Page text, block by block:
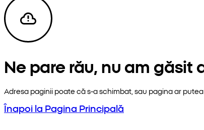
Ne pare rău, nu am găsit
Adresa paginii poate că s-a schimbat, sau pagina ar
Înapoi la Pagina Principală